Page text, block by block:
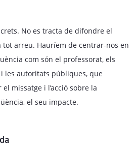
No es tracta de difondre el
arreu. Hauríem de centrar-nos en
com són el professorat, els
les autoritats públiques, que
missatge i l’acció sobre la
el seu impacte.